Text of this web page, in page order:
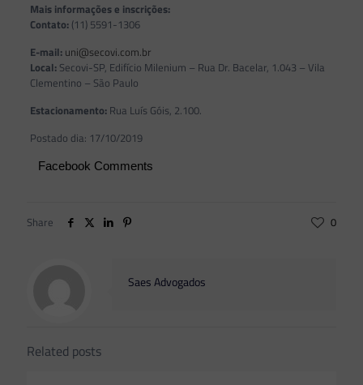
Mais informações e inscrições:
Contato:(11) 5591-1306
E-mail: uni@secovi.com.br
Local:Secovi-SP, Edifício Milenium – Rua Dr. Bacelar, 1.043 – Vila
Clementino – São Paulo
Estacionamento:Rua Luís Góis, 2.100.
Postado dia: 17/10/2019
Facebook Comments
Share 0
Saes Advogados
Related posts